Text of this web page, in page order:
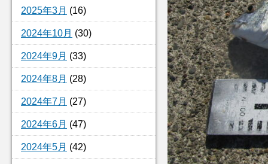
2025年3月 (16)
2024年10月 (30)
2024年9月 (33)
2024年8月 (28)
2024年7月 (27)
2024年6月 (47)
2024年5月 (42)